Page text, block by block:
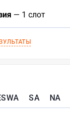
— 1 слот
SA NA